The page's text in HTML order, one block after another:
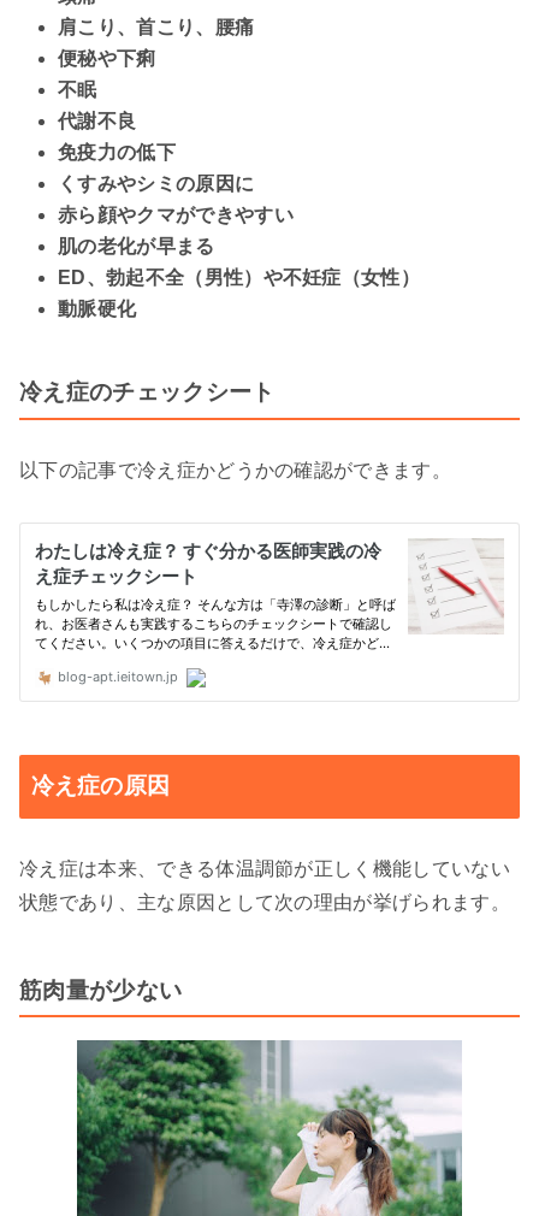
肩こり、首こり、腰痛
便秘や下痢
不眠
代謝不良
免疫力の低下
くすみやシミの原因に
赤ら顔やクマができやすい
肌の老化が早まる
ED、勃起不全（男性）や不妊症（女性）
動脈硬化
冷え症のチェックシート
以下の記事で冷え症かどうかの確認ができます。
冷え症の原因
冷え症は本来、できる体温調節が正しく機能していない
状態であり、主な原因として次の理由が挙げられます。
筋肉量が少ない